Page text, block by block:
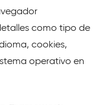
como tipo de
cookies,
operativo en